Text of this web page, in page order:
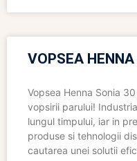
VOPSEA
Vopsea Henna Sonia
vopsirii parului!
lungul timpului, iar in
produse si tehnologii
cautarea unei solutii